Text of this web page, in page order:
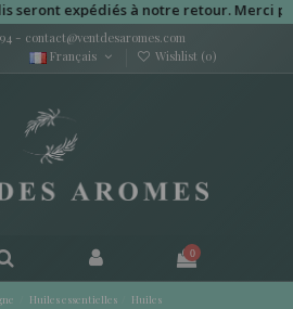
expédiés à notre retour. Merci
- contact@ventdesaromes.com
Français
Wishlist (0)
0
Huiles essentielles
Huiles